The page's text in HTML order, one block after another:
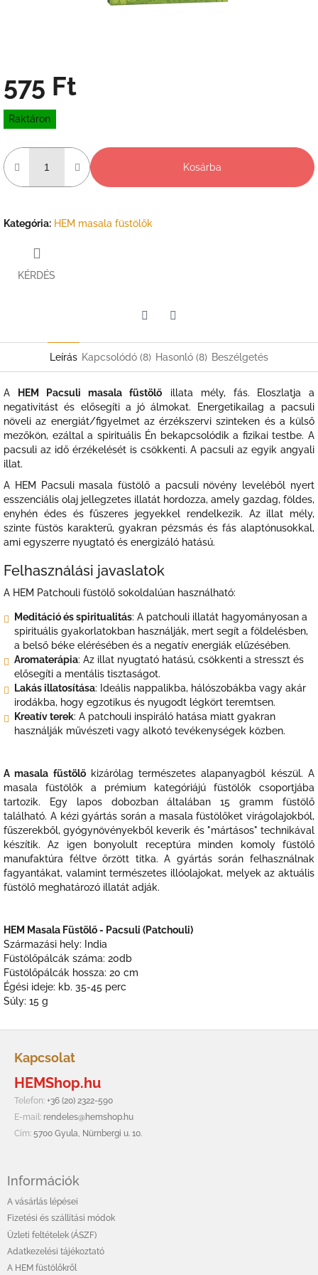
575 Ft
Egységár:
Raktáron
Kosárba
Kategória: HEM masala füstölők
KÉRDÉS
Leírás Kapcsolódó (8) Hasonló (8) Beszélgetés
A HEM Pacsuli masala füstölő illata mély, fás. Eloszlatja a
negativitást és elősegíti a jó álmokat. Energetikailag a pacsuli
növeli az energiát/figyelmet az érzékszervi szinteken és a külső
mezőkön, ezáltal a spirituális Én bekapcsolódik a fizikai testbe. A
pacsuli az idő érzékelését is csökkenti. A pacsuli az egyik angyali
illat.
A HEM Pacsuli masala füstölő a pacsuli növény leveléből nyert
esszenciális olaj jellegzetes illatát hordozza, amely gazdag, földes,
enyhén édes és fűszeres jegyekkel rendelkezik. Az illat mély,
szinte füstös karakterű, gyakran pézsmás és fás alaptónusokkal,
ami egyszerre nyugtató és energizáló hatású.
Felhasználási javaslatok
A HEM Patchouli füstölő sokoldalúan használható:
Meditáció és spiritualitás: A patchouli illatát hagyományosan a
spirituális gyakorlatokban használják, mert segít a földelésben,
a belső béke elérésében és a negatív energiák elűzésében.
Aromaterápia: Az illat nyugtató hatású, csökkenti a stresszt és
elősegíti a mentális tisztaságot.
Lakás illatosítása: Ideális nappalikba, hálószobákba vagy akár
irodákba, hogy egzotikus és nyugodt légkört teremtsen.
Kreatív terek: A patchouli inspiráló hatása miatt gyakran
használják művészeti vagy alkotó tevékenységek közben.
A masala füstölőkizárólag természetes alapanyagból készül. A
masala füstölők a prémium kategóriájú füstölők csoportjába
tartozik. Egy lapos dobozban általában 15 gramm füstölő
található. A kézi gyártás során a masala füstölőket virágolajokból,
fűszerekből, gyógynövényekből keverik és "mártásos" technikával
készítik. Az igen bonyolult receptúra minden komoly füstölő
manufaktúra féltve őrzött titka. A gyártás során felhasználnak
fagyantákat, valamint természetes illóolajokat, melyek az aktuális
füstölő meghatározó illatát adják.
HEM Masala Füstölő - Pacsuli (Patchouli)
Származási hely: India
Füstölőpálcák száma: 20db
Füstölőpálcák hossza: 20 cm
Égési ideje: kb. 35-45 perc
Súly: 15 g
Kapcsolat
HEMShop.hu
Telefon: +36 (20) 2322-590
E-mail: rendeles@hemshop.hu
Cím: 5700 Gyula, Nürnbergi u. 10.
Információk
A vásárlás lépései
Fizetési és szállítási módok
Üzleti feltételek (ÁSZF)
Adatkezelési tájékoztató
A HEM füstölőkről